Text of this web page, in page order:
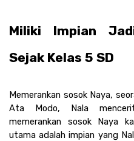
Miliki Impian
Sejak Kelas 5 SD
Memerankan sosok Naya,
Ata Modo, Nala
memerankan sosok Naya
utama adalah impian yang